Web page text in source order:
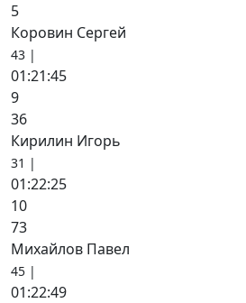
5
Коровин Сергей
43 |
01:21:45
9
36
Кирилин Игорь
31 |
01:22:25
10
73
Михайлов Павел
45 |
01:22:49